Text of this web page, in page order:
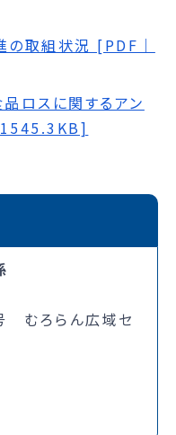
取組状況 [PDF｜
ロスに関するアン
1545.3KB]
むろらん広域セ